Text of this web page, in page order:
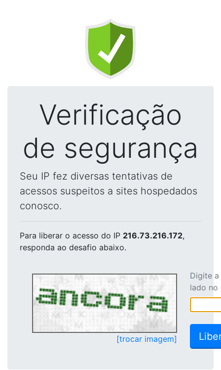
Verificação
de segurança
Seu IP fez diversas tentativas de
acessos suspeitos a sites hospedados
conosco.
Para liberar o acesso do IP 216.73.216.172,
responda ao desafio abaixo.
[trocar imagem]
Digite
lado no